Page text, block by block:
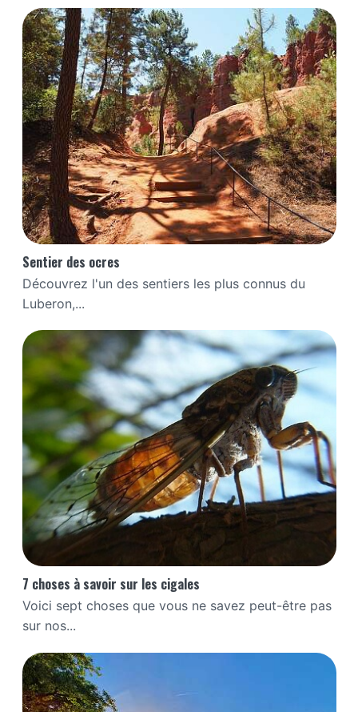
Sentier des ocres
Découvrez l'un des sentiers les plus connus du
Luberon,...
7 choses à savoir sur les cigales
Voici sept choses que vous ne savez peut-être pas
sur nos...